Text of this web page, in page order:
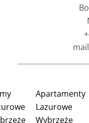
Apartamenty
Lazurowe
Wybrzeże